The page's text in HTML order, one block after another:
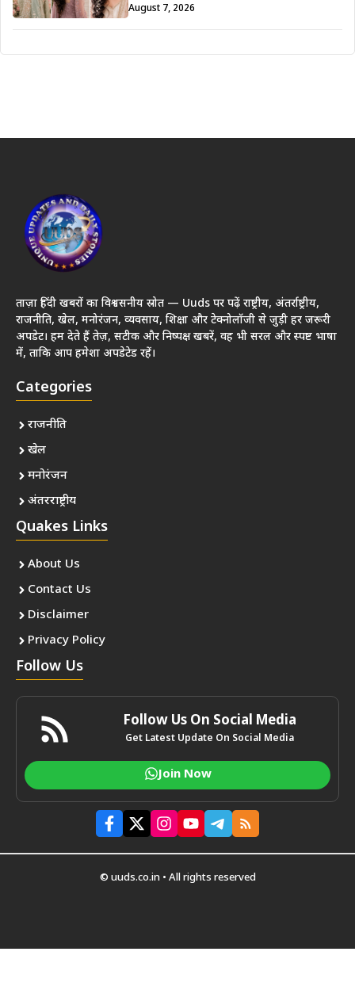
August 7, 2026
ताज़ा हिंदी खबरों का विश्वसनीय स्रोत — Uuds पर पढ़ें राष्ट्रीय, अंतर्राष्ट्रीय,
राजनीति, खेल, मनोरंजन, व्यवसाय, शिक्षा और टेक्नोलॉजी से जुड़ी हर जरूरी
अपडेट। हम देते हैं तेज़, सटीक और निष्पक्ष खबरें, वह भी सरल और स्पष्ट भाषा
में, ताकि आप हमेशा अपडेटेड रहें।
Categories
राजनीति
खेल
मनोरंजन
अंतरराष्ट्रीय
Quakes Links
About Us
Contact Us
Disclaimer
Privacy Policy
Follow Us
Follow Us On Social Media
Get Latest Update On Social Media
Join Now
© uuds.co.in • All rights reserved